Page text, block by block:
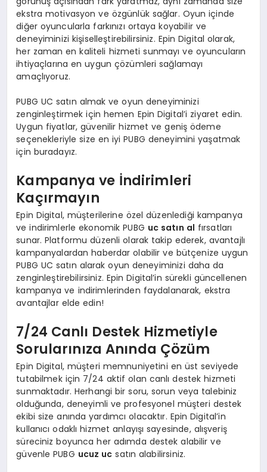
ekstra motivasyon ve özgünlük sağlar. Oyun içinde
diğer oyuncularla farkınızı ortaya koyabilir ve
deneyiminizi kişiselleştirebilirsiniz. Epin Digital olarak,
her zaman en kaliteli hizmeti sunmayı ve oyuncuların
ihtiyaçlarına en uygun çözümleri sağlamayı
amaçlıyoruz.
PUBG UC satın almak ve oyun deneyiminizi
zenginleştirmek için hemen Epin Digital’i ziyaret edin.
Uygun fiyatlar, güvenilir hizmet ve geniş ödeme
seçenekleriyle size en iyi PUBG deneyimini yaşatmak
için buradayız.
Kampanya ve İndirimleri
Kaçırmayın
Epin Digital, müşterilerine özel düzenlediği kampanya
ve indirimlerle ekonomik PUBG uc satın al fırsatları
sunar. Platformu düzenli olarak takip ederek, avantajlı
kampanyalardan haberdar olabilir ve bütçenize uygun
PUBG UC satın alarak oyun deneyiminizi daha da
zenginleştirebilirsiniz. Epin Digital’in sürekli güncellenen
kampanya ve indirimlerinden faydalanarak, ekstra
avantajlar elde edin!
7/24 Canlı Destek Hizmetiyle
Sorularınıza Anında Çözüm
Epin Digital, müşteri memnuniyetini en üst seviyede
tutabilmek için 7/24 aktif olan canlı destek hizmeti
sunmaktadır. Herhangi bir soru, sorun veya talebiniz
olduğunda, deneyimli ve profesyonel müşteri destek
ekibi size anında yardımcı olacaktır. Epin Digital’in
kullanıcı odaklı hizmet anlayışı sayesinde, alışveriş
süreciniz boyunca her adımda destek alabilir ve
güvenle PUBG ucuz uc satın alabilirsiniz.